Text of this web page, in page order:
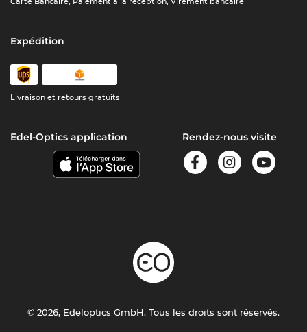
Expédition
Livraison et retours gratuits
Edel-Optics application Rendez-nous visite
© 2026, Edeloptics GmbH. Tous les droits sont réservés.